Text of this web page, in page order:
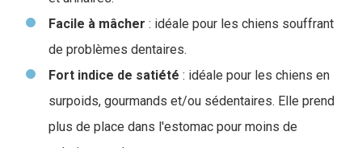
Facile à mâcher : idéale pour les chiens souffrant
de problèmes dentaires.
Fort indice de satiété : idéale pour les chiens en
surpoids, gourmands et/ou sédentaires. Elle prend
plus de place dans l'estomac pour moins de